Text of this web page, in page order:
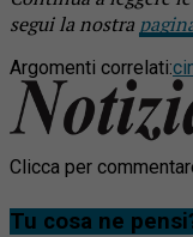
segui la nostra
Argomenti correlati:
Clicca per
Tu cosa ne